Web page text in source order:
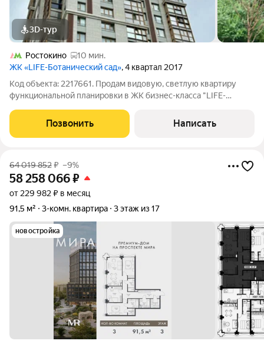
3D-тур
Ростокино
10 мин.
ЖК «LIFE-Ботанический cад», 4 квартал 2017
Код объекта: 2217661. Продам видовую, светлую квартиру
функциональной планировки в ЖК бизнес-класса "LIFE-
Москвы и в одной минуте ходьбы от метро Ботанический сад.
Уютно, комфортно.
Позвонить Написать
64 019 852₽ –9%
58 258 066₽
от 229 982 ₽ в месяц
91,5 м²
3-комн. квартира 3 этаж из 17
новостройка